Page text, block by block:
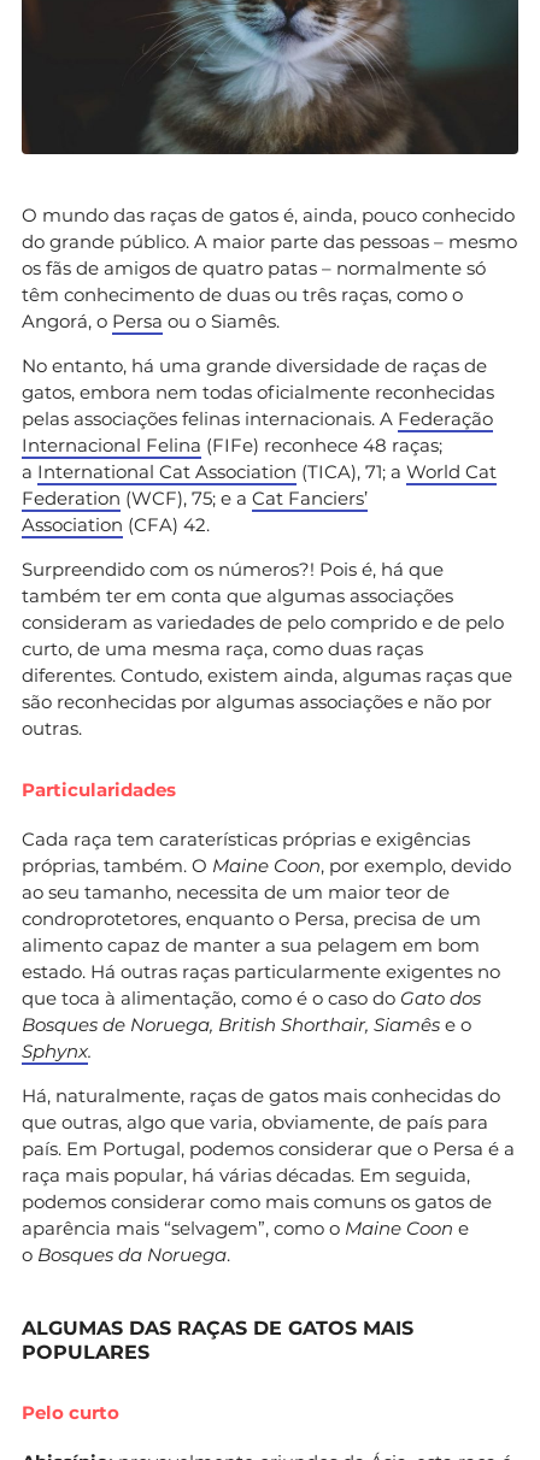
O mundo das raças de gatos é, ainda, pouco conhecido
do grande público. A maior parte das pessoas – mesmo
os fãs de amigos de quatro patas – normalmente só
têm conhecimento de duas ou três raças, como o
Angorá, o Persa ou o Siamês.
No entanto, há uma grande diversidade de raças de
gatos, embora nem todas oficialmente reconhecidas
pelas associações felinas internacionais. A Federação
Internacional Felina (FIFe) reconhece 48 raças;
a International Cat Association (TICA), 71; a World Cat
Federation (WCF), 75; e a Cat Fanciers’
Association (CFA) 42.
Surpreendido com os números?! Pois é, há que
também ter em conta que algumas associações
consideram as variedades de pelo comprido e de pelo
curto, de uma mesma raça, como duas raças
diferentes. Contudo, existem ainda, algumas raças que
são reconhecidas por algumas associações e não por
outras.
Particularidades
Cada raça tem caraterísticas próprias e exigências
próprias, também. O Maine Coon, por exemplo, devido
ao seu tamanho, necessita de um maior teor de
condroprotetores, enquanto o Persa, precisa de um
alimento capaz de manter a sua pelagem em bom
estado. Há outras raças particularmente exigentes no
que toca à alimentação, como é o caso do Gato dos
Bosques de Noruega, British Shorthair, Siamês e o
Sphynx.
Há, naturalmente, raças de gatos mais conhecidas do
que outras, algo que varia, obviamente, de país para
país. Em Portugal, podemos considerar que o Persa é a
raça mais popular, há várias décadas. Em seguida,
podemos considerar como mais comuns os gatos de
aparência mais “selvagem”, como o Maine Coon e
o Bosques da Noruega.
ALGUMAS DAS RAÇAS DE GATOS MAIS
POPULARES
Pelo curto